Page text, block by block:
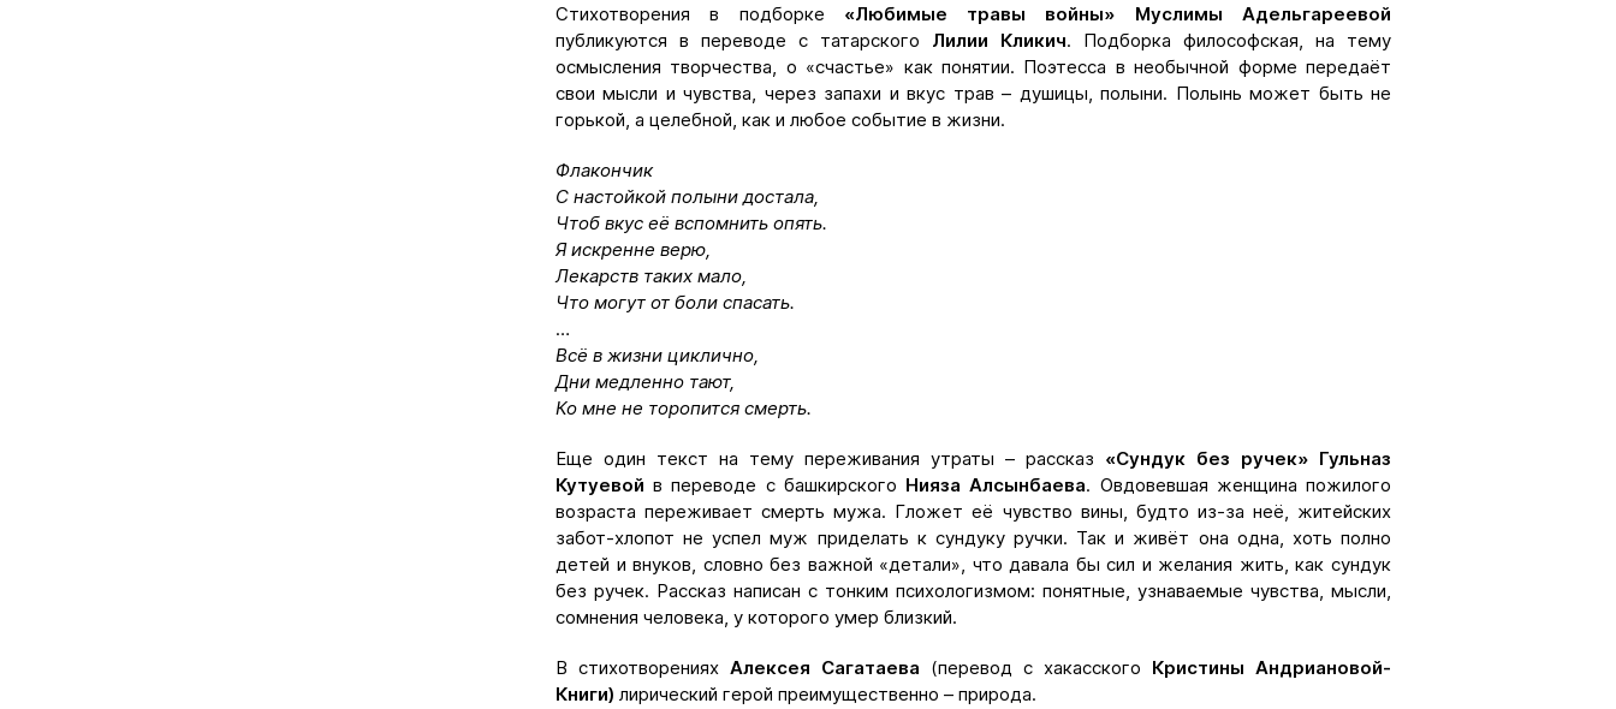
Стихотворения в подборке «Любимые травы войны» Муслимы Адельгареевой
публикуются в переводе с татарского Лилии Кликич. Подборка философская, на тему
осмысления творчества, о «счастье» как понятии. Поэтесса в необычной форме передаёт
свои мысли и чувства, через запахи и вкус трав – душицы, полыни. Полынь может быть не
горькой, а целебной, как и любое событие в жизни.
Флакончик
С настойкой полыни достала,
Чтоб вкус её вспомнить опять.
Я искренне верю,
Лекарств таких мало,
Что могут от боли спасать.
…
Всё в жизни циклично,
Дни медленно тают,
Ко мне не торопится смерть.
Еще один текст на тему переживания утраты – рассказ «Сундук без ручек» Гульназ
Кутуевой в переводе с башкирского Нияза Алсынбаева. Овдовевшая женщина пожилого
возраста переживает смерть мужа. Гложет её чувство вины, будто из-за неё, житейских
забот-хлопот не успел муж приделать к сундуку ручки. Так и живёт она одна, хоть полно
детей и внуков, словно без важной «детали», что давала бы сил и желания жить, как сундук
без ручек. Рассказ написан с тонким психологизмом: понятные, узнаваемые чувства, мысли,
сомнения человека, у которого умер близкий.
В стихотворениях Алексея Сагатаева (перевод с хакасского Кристины Андриановой-
Книги) лирический герой преимущественно – природа.